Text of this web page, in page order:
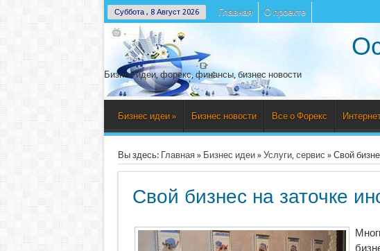
Суббота , 8 Август 2026 Главная О проекте
Бизнес идеи, форекс, финансы, бизнес новости
Бизнес идеи » Бизнес новости Все о Форекс
Вы здесь: Главная» Бизнес идеи» Услуги, сервис » Свой
Свой бизнес на заточке